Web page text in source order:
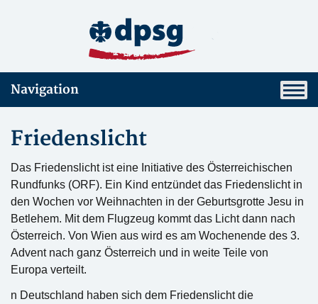
Navigation
Friedenslicht
Das Friedenslicht ist eine Initiative des Österreichischen
Rundfunks (ORF). Ein Kind entzündet das Friedenslicht in
den Wochen vor Weihnachten in der Geburtsgrotte Jesu in
Betlehem. Mit dem Flugzeug kommt das Licht dann nach
Österreich. Von Wien aus wird es am Wochenende des 3.
Advent nach ganz Österreich und in weite Teile von
Europa verteilt.
n Deutschland haben sich dem Friedenslicht die